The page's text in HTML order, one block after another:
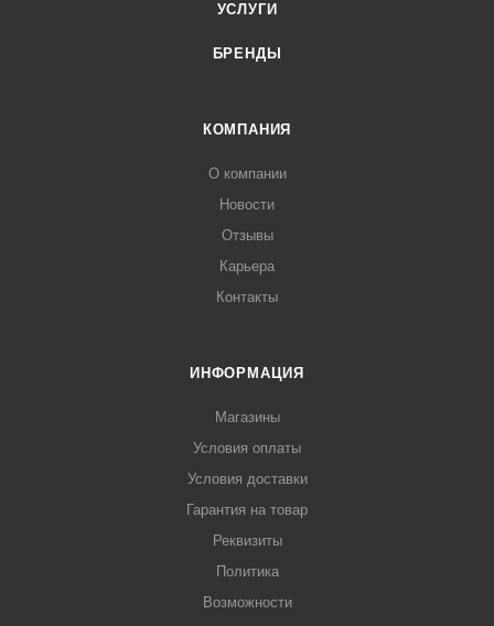
УСЛУГИ
БРЕНДЫ
КОМПАНИЯ
О компании
Новости
Отзывы
Карьера
Контакты
ИНФОРМАЦИЯ
Магазины
Условия оплаты
Условия доставки
Гарантия на товар
Реквизиты
Политика
Возможности